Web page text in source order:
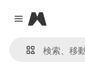
Close menu
Magnific